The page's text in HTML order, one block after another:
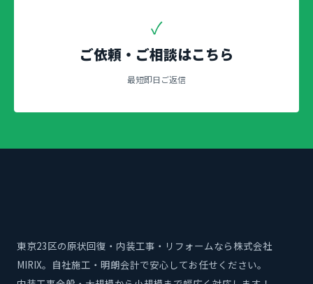
✓
ご依頼・ご相談はこちら
最短即日ご返信
東京23区の原状回復・内装工事・リフォームなら株式会社
MIRIX。自社施工・明朗会計で安心してお任せください。